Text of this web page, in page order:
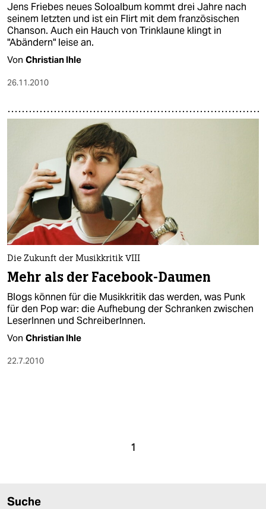
Jens Friebes neues Soloalbum kommt drei Jahre nach
seinem letzten und ist ein Flirt mit dem französischen
Chanson. Auch ein Hauch von Trinklaune klingt in
"Abändern" leise an.
Von Christian Ihle
26.11.2010
Die Zukunft der Musikkritik VIII
Mehr als der Facebook-Daumen
Blogs können für die Musikkritik das werden, was Punk
für den Pop war: die Aufhebung der Schranken zwischen
LeserInnen und SchreiberInnen.
Von Christian Ihle
22.7.2010
1
Suche